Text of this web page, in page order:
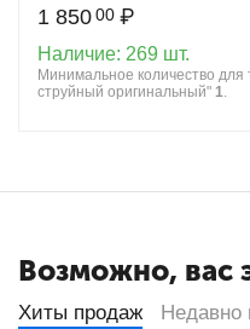
1 850 00 ₽
Наличие: 269 шт.
Минимальное количество
струйный оригинальный" 1.
Возможно, вас
Хиты продаж Недавно